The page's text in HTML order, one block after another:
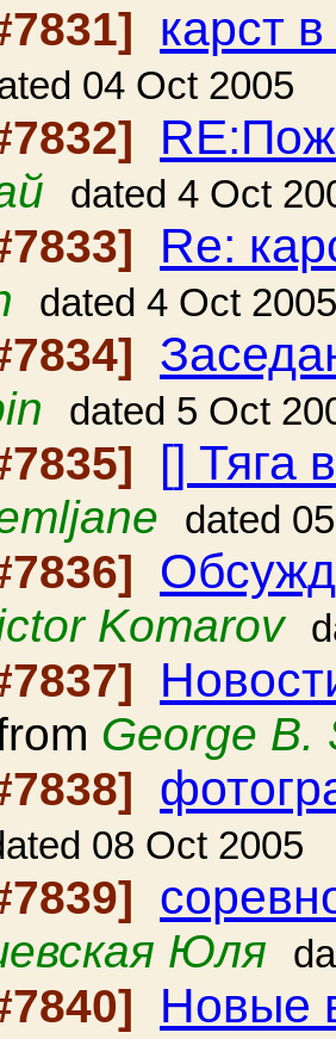
карст
04 Oct 2005
dated 4 Oct
Re:
dated 4 Oct 2005
dated 5 Oct
[] Тяга
dated
Komarov
George B.
08 Oct 2005
Юля
Новые